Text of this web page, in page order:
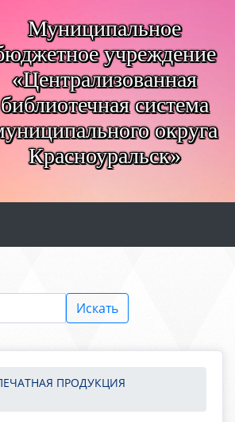
Муниципальное
учреждение
«Централизованная
библиотечная система
округа
Красноуральск»
Искать
ПРОДУКЦИЯ